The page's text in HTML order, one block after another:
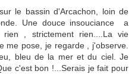
le bassin d'Arcachon, loin de
Une douce insouciance a
, strictement rien....La vie
me pose, je regarde , j'observe.
bleu de la mer et du ciel. Je
c'est bon !...Serais je fait pour